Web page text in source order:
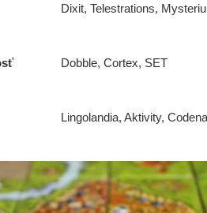
Dixit, Telestrations,
Dobble, Cortex, SET
Lingolandia, Aktivity,